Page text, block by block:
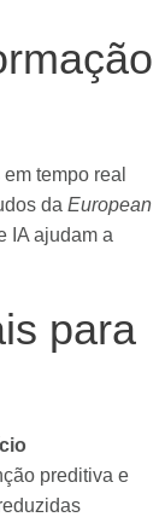
tempo real
da European
IA ajudam a
para
preditiva e